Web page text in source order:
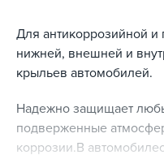
Для антикоррозийной
нижней, внешней и
крыльев автомобилей.
Надежно защищает
подверженные
коррозии.В